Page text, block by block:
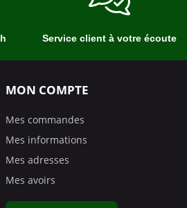
Service client à votre écoute
MON COMPTE
Mes commandes
Mes informations
Mes adresses
Mes avoirs